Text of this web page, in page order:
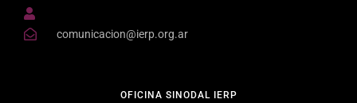
OFICINA SINODAL IERP
comunicacion@ierp.org.ar